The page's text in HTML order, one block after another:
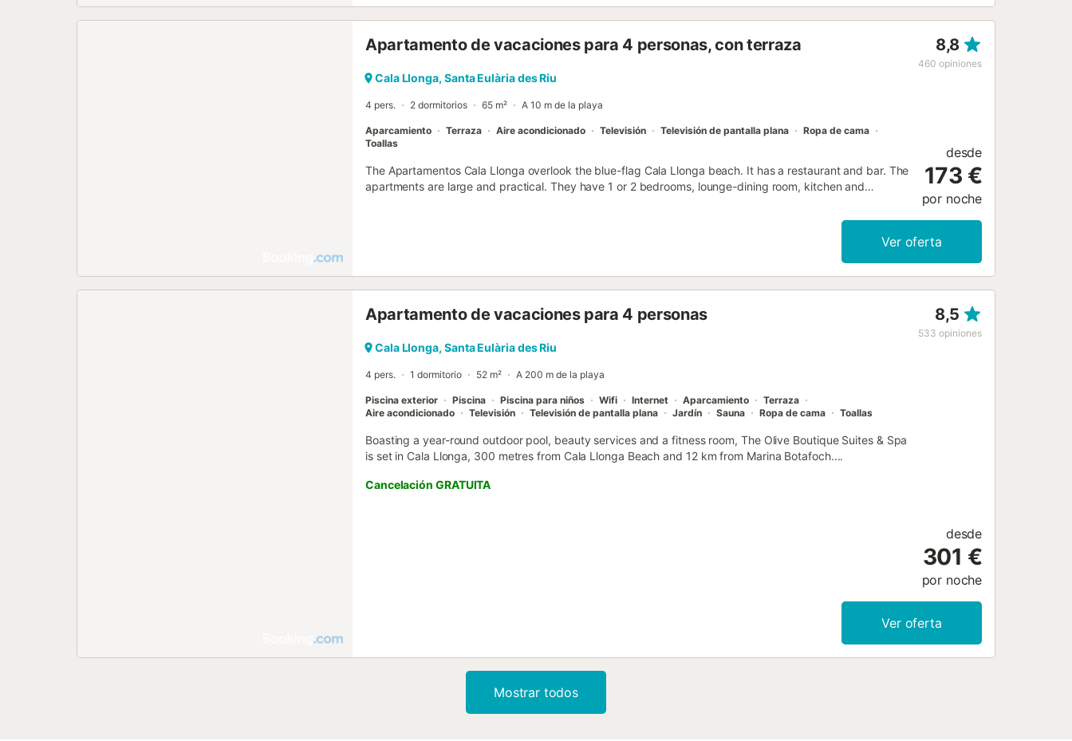
Apartamento de vacaciones para 4 personas, con terraza 8,8
460 opiniones
Cala Llonga, Santa Eulària des Riu
4 pers. 2 dormitorios 65 m² A 10 m de la playa
Aparcamiento Terraza Aire acondicionado Televisión Televisión de pantalla plana
Ropa de cama
Toallas
The Apartamentos Cala Llonga overlook the blue-flag Cala Llonga beach. It has a restaurant and bar. The
apartments are large and practical. They have 1 or 2 bedrooms, lounge-dining room, kitchen and
desde
173 €
por noche
Ver oferta
Apartamento de vacaciones para 4 personas 8,5
533 opiniones
Cala Llonga, Santa Eulària des Riu
4 pers. 1 dormitorio 52 m² A 200 m de la playa
Piscina exterior Piscina Piscina para niños Wifi Internet Aparcamiento
Terraza
Aire acondicionado
Televisión Televisión de pantalla plana Jardín Sauna Ropa de cama Toallas
Boasting a year-round outdoor pool, beauty services and a fitness room, The Olive Boutique Suites & Spa
is set in Cala Llonga, 300 metres from Cala Llonga Beach and 12 km from Marina Botafoch....
Cancelación GRATUITA
desde
301 €
por noche
Ver oferta
Mostrar todos